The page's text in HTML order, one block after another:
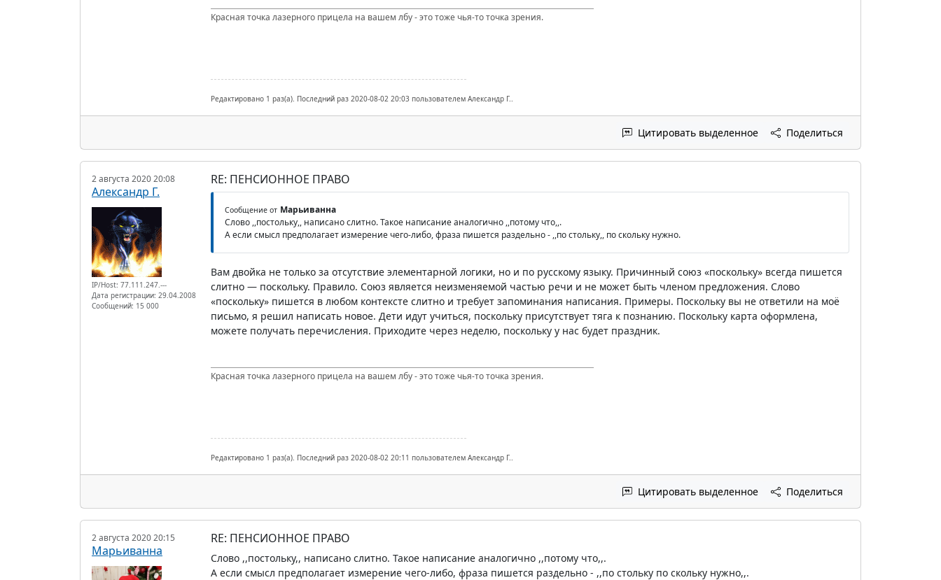
Красная точка лазерного прицела на вашем лбу - это тоже чья-то точка зрения.
Редактировано 1 раз(а). Последний раз 2020-08-02 20:03 пользователем Александр Г..
Цитировать выделенное Поделиться
2 августа 2020 20:08
Александр Г.
IP/Host: 77.111.247.---
Дата регистрации: 29.04.2008
Сообщений: 15 000
RE: ПЕНСИОННОЕ ПРАВО
Сообщение от Марьиванна
Слово ,,постольку,, написано слитно. Такое написание аналогично ,,потому что,,.
А если смысл предполагает измерение чего-либо, фраза пишется раздельно - ,,по стольку,, по скольку нужно.
Вам двойка не только за отсутствие элементарной логики, но и по русскому языку. Причинный союз «поскольку» всегда пишется
слитно — поскольку. Правило. Союз является неизменяемой частью речи и не может быть членом предложения. Слово
«поскольку» пишется в любом контексте слитно и требует запоминания написания. Примеры. Поскольку вы не ответили на моё
письмо, я решил написать новое. Дети идут учиться, поскольку присутствует тяга к познанию. Поскольку карта оформлена,
можете получать перечисления. Приходите через неделю, поскольку у нас будет праздник.
Красная точка лазерного прицела на вашем лбу - это тоже чья-то точка зрения.
Редактировано 1 раз(а). Последний раз 2020-08-02 20:11 пользователем Александр Г..
Цитировать выделенное Поделиться
2 августа 2020 20:15
Марьиванна
RE: ПЕНСИОННОЕ ПРАВО
Слово ,,постольку,, написано слитно. Такое написание аналогично ,,потому что,,.
А если смысл предполагает измерение чего-либо, фраза пишется раздельно - ,,по стольку по скольку нужно,,.